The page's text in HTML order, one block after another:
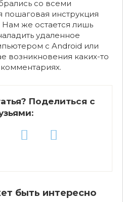
со всеми
инструкция
Нам же остается лишь
удаленное
с Android или
возникновения каких-то
Поделиться с
быть интересно